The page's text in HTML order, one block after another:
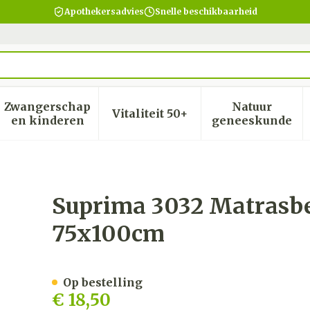
Apothekersadvies Snelle beschikbaarheid
verzorging en hygiëne categorie
voor Dieet, voeding en vitamines categorie
Zwangerschap
en kinderenToon submenu voor Zwangerschap en
Vitaliteit 50+Toon submenu voor
Natuur
geneeskunde
Toon
Frotte 75x100cm
Suprima 3032
75x100cm
€ 18,50
Op bestelling